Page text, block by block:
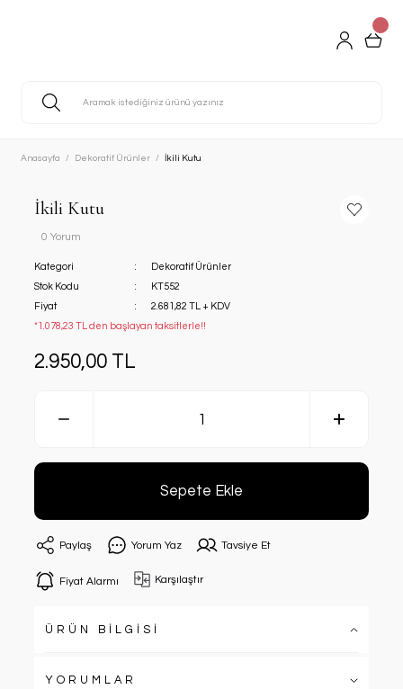
Anasayfa Dekoratif Ürünler İkili Kutu
İkili Kutu
0 Yorum
Kategori
Dekoratif Ürünler
Stok Kodu
KT552
Fiyat
2.681,82 TL + KDV
*1.078,23 TL den başlayan taksitlerle!!
2.950,00 TL
Sepete Ekle
Paylaş Yorum Yaz Tavsiye Et
Fiyat Alarmı Karşılaştır
ÜRÜN BİLGİSİ
YORUMLAR